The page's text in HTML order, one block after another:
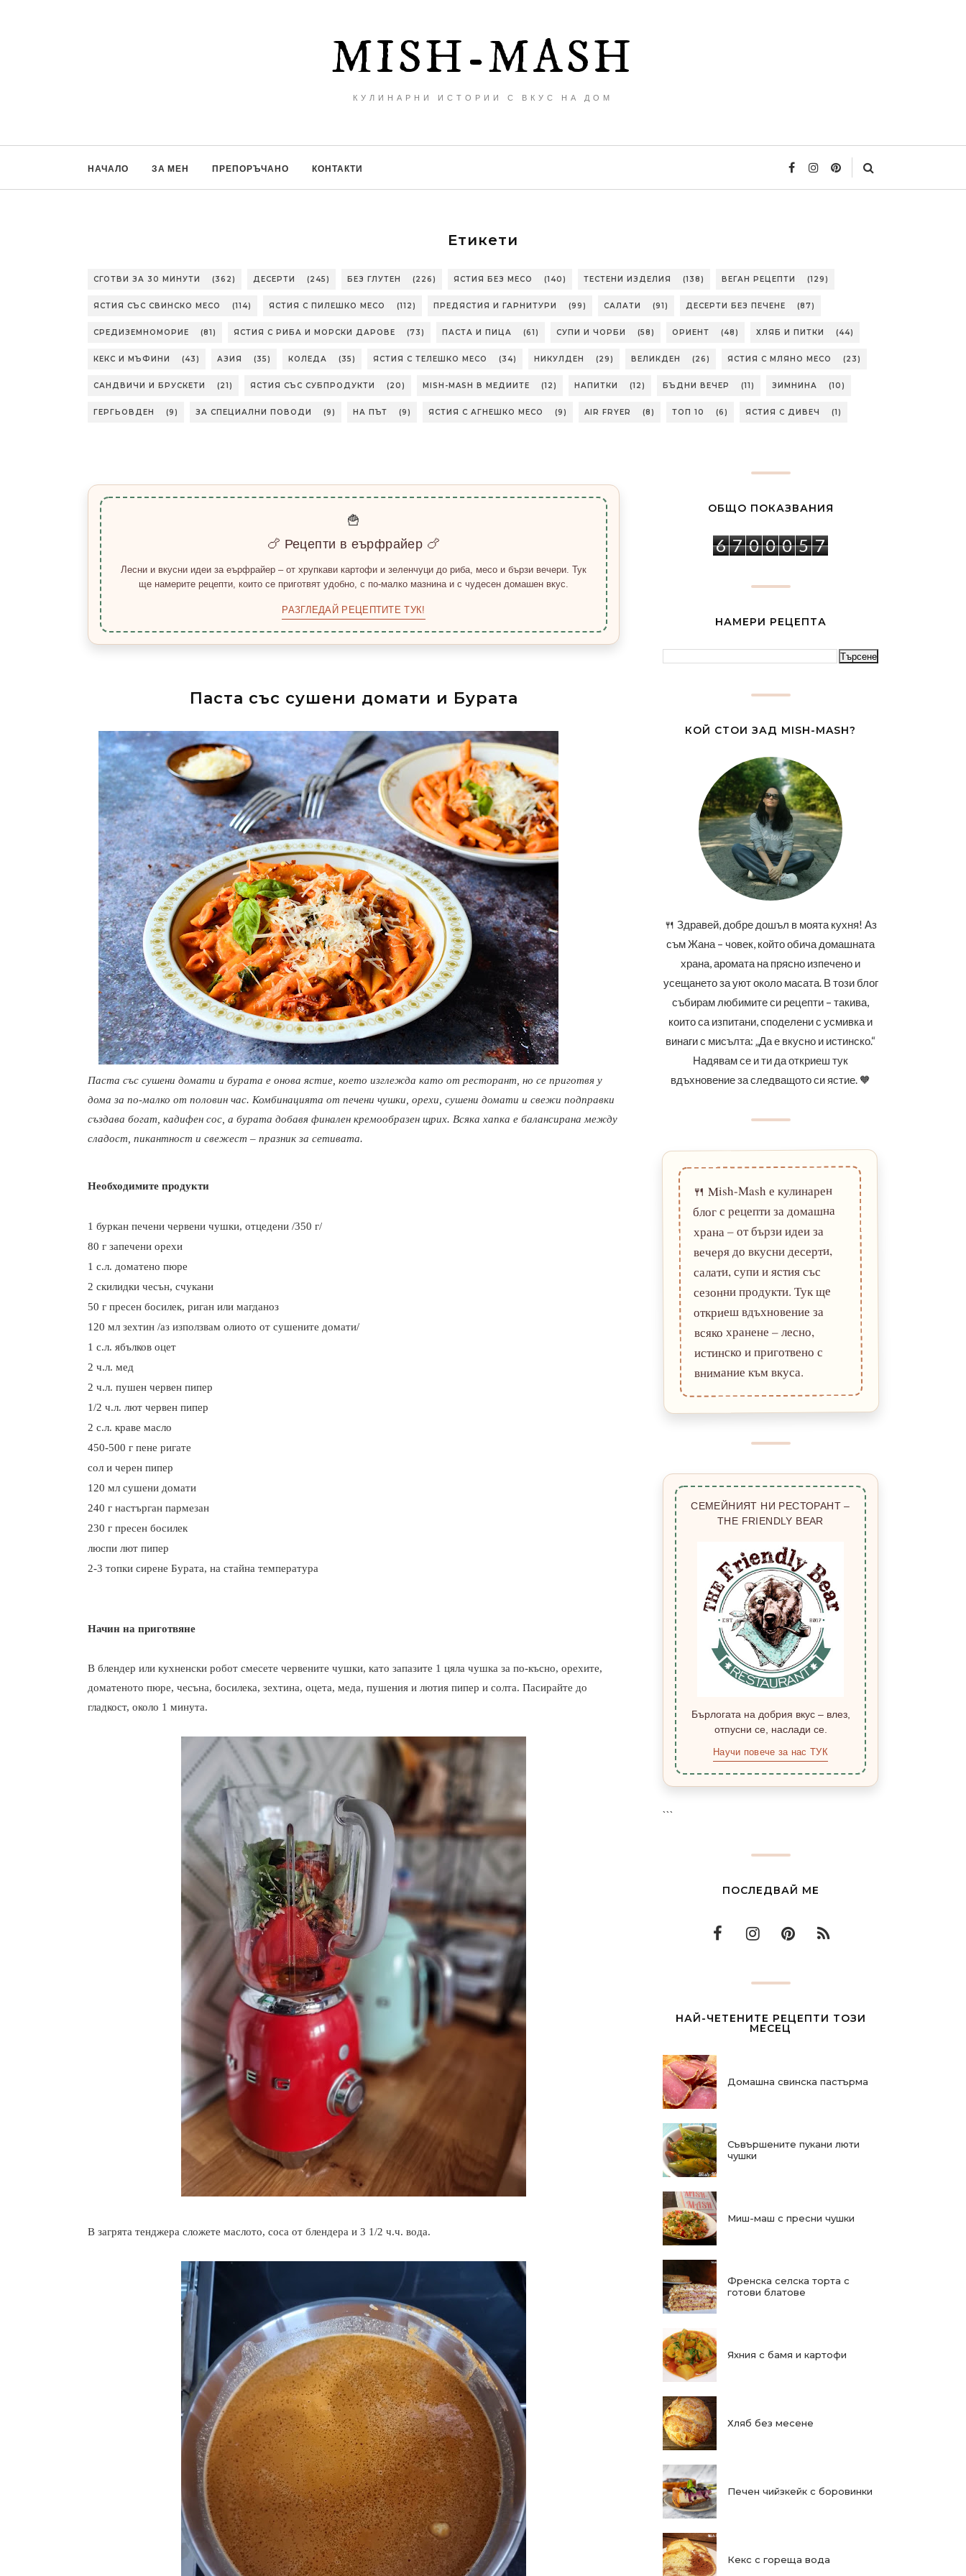
MISH-MASH
КУЛИНАРНИ ИСТОРИИ С ВКУС НА ДОМ
НАЧАЛО ЗА МЕН ПРЕПОРЪЧАНО КОНТАКТИ
Етикети
СГОТВИ ЗА 30 МИНУТИ (362) ДЕСЕРТИ (245) БЕЗ ГЛУТЕН (226) ЯСТИЯ БЕЗ МЕСО (140) ТЕСТЕНИ ИЗДЕЛИЯ (138) ВЕГАН РЕЦЕПТИ (129)
ЯСТИЯ СЪС СВИНСКО МЕСО (114) ЯСТИЯ С ПИЛЕШКО МЕСО (112) ПРЕДЯСТИЯ И ГАРНИТУРИ (99) САЛАТИ (91) ДЕСЕРТИ БЕЗ ПЕЧЕНЕ (87)
СРЕДИЗЕМНОМОРИЕ (81) ЯСТИЯ С РИБА И МОРСКИ ДАРОВЕ (73) ПАСТА И ПИЦА (61) СУПИ И ЧОРБИ (58) ОРИЕНТ (48) ХЛЯБ И ПИТКИ (44)
КЕКС И МЪФИНИ (43) АЗИЯ (35) КОЛЕДА (35) ЯСТИЯ С ТЕЛЕШКО МЕСО (34) НИКУЛДЕН (29) ВЕЛИКДЕН (26) ЯСТИЯ С МЛЯНО МЕСО (23)
САНДВИЧИ И БРУСКЕТИ (21) ЯСТИЯ СЪС СУБПРОДУКТИ (20) MISH-MASH В МЕДИИТЕ (12) НАПИТКИ (12) БЪДНИ ВЕЧЕР (11) ЗИМНИНА (10)
ГЕРГЬОВДЕН (9) ЗА СПЕЦИАЛНИ ПОВОДИ (9) НА ПЪТ (9) ЯСТИЯ С АГНЕШКО МЕСО (9) AIR FRYER (8) ТОП 10 (6) ЯСТИЯ С ДИВЕЧ (1)
🍟
🍗 Рецепти в еърфрайер 🍗
Лесни и вкусни идеи за еърфрайер – от хрупкави картофи и зеленчуци до риба, месо и бързи вечери. Тук
ще намерите рецепти, които се приготвят удобно, с по-малко мазнина и с чудесен домашен вкус.
РАЗГЛЕДАЙ РЕЦЕПТИТЕ ТУК!
Паста със сушени домати и Бурата
Паста със сушени домати и бурата е онова ястие, което изглежда като от ресторант, но се приготвя у
дома за по-малко от половин час. Комбинацията от печени чушки, орехи, сушени домати и свежи подправки
създава богат, кадифен сос, а бурата добавя финален кремообразен щрих. Всяка хапка е балансирана между
сладост, пикантност и свежест – празник за сетивата.
Необходимите продукти
1 буркан печени червени чушки, отцедени /350 г/
80 г запечени орехи
1 с.л. доматено пюре
2 скилидки чесън, счукани
50 г пресен босилек, риган или магданоз
120 мл зехтин /аз използвам олиото от сушените домати/
1 с.л. ябълков оцет
2 ч.л. мед
2 ч.л. пушен червен пипер
1/2 ч.л. лют червен пипер
2 с.л. краве масло
450-500 г пене ригате
сол и черен пипер
120 мл сушени домати
240 г настърган пармезан
230 г пресен босилек
люспи лют пипер
2-3 топки сирене Бурата, на стайна температура
Начин на приготвяне
В блендер или кухненски робот смесете червените чушки, като запазите 1 цяла чушка за по-късно, орехите,
доматеното пюре, чесъна, босилека, зехтина, оцета, меда, пушения и лютия пипер и солта. Пасирайте до
гладкост, около 1 минута.
В загрята тенджера сложете маслото, соса от блендера и 3 1/2 ч.ч. вода.
ОБЩО ПОКАЗВАНИЯ
6 7 0 0 0 5 7
НАМЕРИ РЕЦЕПТА
КОЙ СТОИ ЗАД MISH-MASH?
🍴 Здравей, добре дошъл в моята кухня! Аз
съм Жана – човек, който обича домашната
храна, аромата на прясно изпечено и
усещането за уют около масата. В този блог
събирам любимите си рецепти – такива,
които са изпитани, споделени с усмивка и
винаги с мисълта: „Да е вкусно и истинско.“
Надявам се и ти да откриеш тук
вдъхновение за следващото си ястие. 🧡
🍴Mish-Mash е кулинарен
блог с рецепти за домашна
храна – от бързи идеи за
вечеря до вкусни десерти,
салати, супи и ястия със
сезонни продукти. Тук ще
откриеш вдъхновение за
всяко хранене – лесно,
истинско и приготвено с
внимание към вкуса.
СЕМЕЙНИЯТ НИ РЕСТОРАНТ –
THE FRIENDLY BEAR
Бърлогата на добрия вкус – влез,
отпусни се, наслади се.
Научи повече за нас ТУК
```
ПОСЛЕДВАЙ МЕ
НАЙ-ЧЕТЕНИТЕ РЕЦЕПТИ ТОЗИ
МЕСЕЦ
Домашна свинска пастърма
Съвършените пукани люти
чушки
Миш-маш с пресни чушки
Френска селска торта с
готови блатове
Яхния с бамя и картофи
Хляб без месене
Печен чийзкейк с боровинки
Кекс с гореща вода